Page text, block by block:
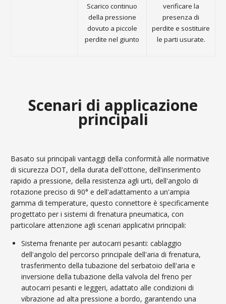
Scarico continuo
della pressione
dovuto a piccole
perdite nel giunto
verificare la
presenza di
perdite e sostituire
le parti usurate.
Scenari di applicazione
principali
Basato sui principali vantaggi della conformità alle normative
di sicurezza DOT, della durata dell'ottone, dell'inserimento
rapido a pressione, della resistenza agli urti, dell'angolo di
rotazione preciso di 90° e dell'adattamento a un'ampia
gamma di temperature, questo connettore è specificamente
progettato per i sistemi di frenatura pneumatica, con
particolare attenzione agli scenari applicativi principali:
Sistema frenante per autocarri pesanti: cablaggio
dell'angolo del percorso principale dell'aria di frenatura,
trasferimento della tubazione del serbatoio dell'aria e
inversione della tubazione della valvola del freno per
autocarri pesanti e leggeri, adattato alle condizioni di
vibrazione ad alta pressione a bordo, garantendo una